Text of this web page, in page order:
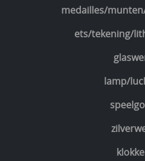
medailles/
ets/tekening/
lamp/